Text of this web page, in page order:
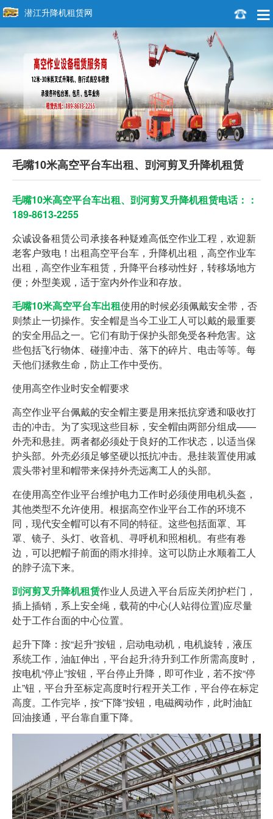
潜江升降机租赁网
毛嘴10米高空平台车出租、剅河剪叉升降机租赁
毛嘴10米高空平台车出租、剅河剪叉升降机租赁电话：：
189-8613-2255
众诚设备租赁公司承接各种疑难高低空作业工程，欢迎新
老客户致电！出租高空平台车，升降机出租，高空作业车
出租，高空作业车租赁，升降平台移动性好，转移场地方
便；外型美观，适于室内外作业和存放。
毛嘴10米高空平台车出租使用的时候必须佩戴安全带，否
则禁止一切操作。安全帽是当今工业工人可以戴的最重要
的安全用品之一。它们有助于保护头部免受各种危害。这
些包括飞行物体、碰撞冲击、落下的碎片、电击等等。每
天他们拯救生命，防止工作中受伤。
使用高空作业时安全帽要求
高空作业平台佩戴的安全帽主要是用来抵抗穿透和吸收打
击的冲击。为了实现这些目标，安全帽由两部分组成——
外壳和悬挂。两者都必须处于良好的工作状态，以适当保
护头部。外壳必须足够坚硬以抵抗冲击。悬挂装置使用减
震头带衬里和帽带来保持外壳远离工人的头部。
在使用高空作业平台维护电力工作时必须使用电机头盔，
其他类型不允许使用。根据高空作业平台工作的环境不
同，现代安全帽可以有不同的特征。这些包括面罩、耳
罩、镜子、头灯、收音机、寻呼机和照相机。有些有卷
边，可以把帽子前面的雨水排掉。这可以防止水顺着工人
的脖子流下来。
剅河剪叉升降机租赁作业人员进入平台后应关闭护栏门，
插上插销，系上安全绳，载荷的中心(人站得位置)应尽量
处于工作台面的中心位置。
起升下降：按“起升”按钮，启动电动机，电机旋转，液压
系统工作，油缸伸出，平台起升;待升到工作所需高度时，
按电机“停止”按钮，平台停止升降，即可作业，若不按“停
止”钮，平台升至标定高度时行程开关工作，平台停在标定
高度。工作完毕，按“下降”按钮，电磁阀动作，此时油缸
回油接通，平台靠自重下降。